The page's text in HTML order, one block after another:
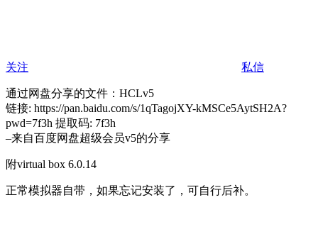
关注 私信
通过网盘分享的文件：HCLv5
链接: https://pan.baidu.com/s/1qTagojXY-kMSCe5AytSH2A?
pwd=7f3h 提取码: 7f3h
–来自百度网盘超级会员v5的分享
附virtual box 6.0.14
正常模拟器自带，如果忘记安装了，可自行后补。